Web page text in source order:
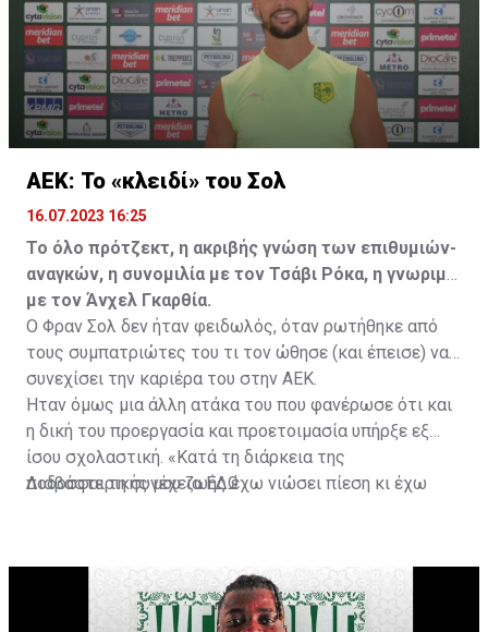
καλοκαίρι.
ΑΕΚ: Το «κλειδί» του Σολ
16.07.2023 16:25
Το όλο πρότζεκτ, η ακριβής γνώση των επιθυμιών-
αναγκών, η συνομιλία με τον Τσάβι Ρόκα, η γνωριμία
με τον Άνχελ Γκαρθία.
Ο Φραν Σολ δεν ήταν φειδωλός, όταν ρωτήθηκε από
τους συμπατριώτες του τι τον ώθησε (και έπεισε) να
συνεχίσει την καριέρα του στην ΑΕΚ.
Ήταν όμως μια άλλη ατάκα του που φανέρωσε ότι και
η δική του προεργασία και προετοιμασία υπήρξε εξ
ίσου σχολαστική. «Κατά τη διάρκεια της
ποδοσφαιρικής μου ζωής έχω νιώσει πίεση κι έχω
Διαβάστε τη συνέχειαΕΔΩ